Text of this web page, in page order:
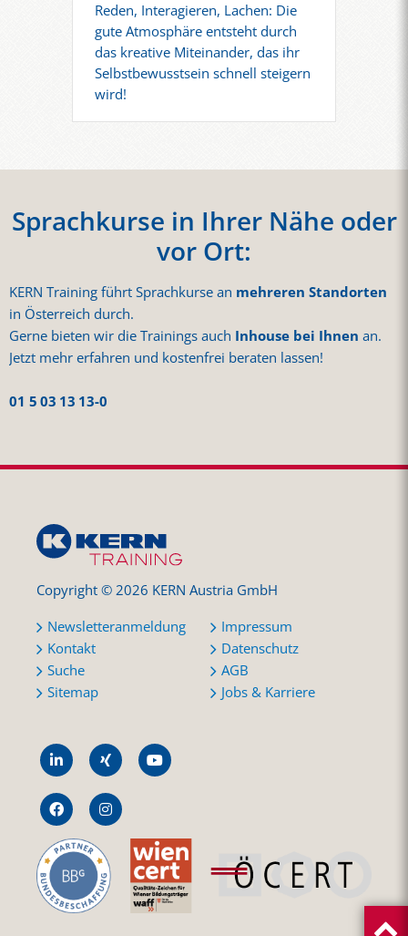
Reden, Interagieren, Lachen: Die
gute Atmosphäre entsteht durch
das kreative Miteinander, das ihr
Selbstbewusstsein schnell steigern
wird!
Sprachkurse in Ihrer Nähe oder
vor Ort:
KERN Training führt Sprachkurse an mehreren Standorten
in Österreich durch.
Gerne bieten wir die Trainings auch Inhouse bei Ihnen an.
Jetzt mehr erfahren und kostenfrei beraten lassen!
01 5 03 13 13-0
Copyright © 2026 KERN Austria GmbH
Newsletteranmeldung
Kontakt
Suche
Sitemap
Impressum
Datenschutz
AGB
Jobs & Karriere